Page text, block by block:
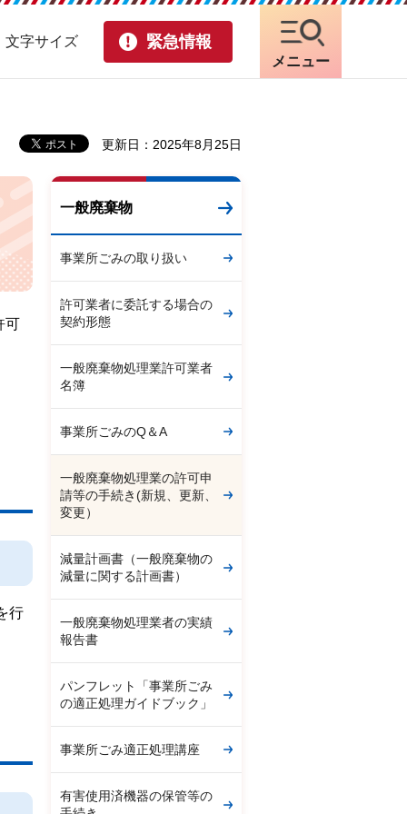
文字サイズ 緊急情報
メニュー
更新日：2025年8月25日
可
行
一般廃棄物
事業所ごみの取り扱い
許可業者に委託する場合の
契約形態
一般廃棄物処理業許可業者
名簿
事業所ごみのQ＆A
一般廃棄物処理業の許可申
請等の手続き(新規、更新、
変更）
減量計画書（一般廃棄物の
減量に関する計画書）
一般廃棄物処理業者の実績
報告書
パンフレット「事業所ごみ
の適正処理ガイドブック」
事業所ごみ適正処理講座
有害使用済機器の保管等の